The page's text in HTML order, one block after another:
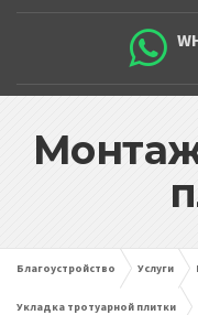
Благоустройство Услуги
Укладка тротуарной плитки